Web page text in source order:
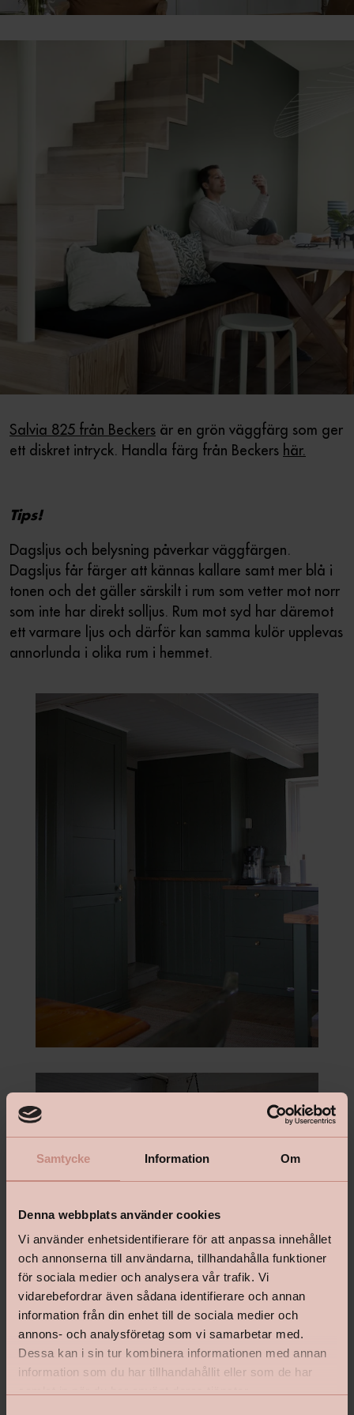
Samtycke Information Om
Denna webbplats använder cookies
Vi använder enhetsidentifierare för att anpassa innehållet
och annonserna till användarna, tillhandahålla funktioner
för sociala medier och analysera vår trafik. Vi
vidarebefordrar även sådana identifierare och annan
information från din enhet till de sociala medier och
annons- och analysföretag som vi samarbetar med.
Dessa kan i sin tur kombinera informationen med annan
information som du har tillhandahållit eller som de har
Salvia 825 från Beckers är en grön väggfärg som ger
ett diskret intryck. Handla färg från Beckers här.
Tips!
Dagsljus och belysning påverkar väggfärgen.
Dagsljus får färger att kännas kallare samt mer blå i
tonen och det gäller särskilt i rum som vetter mot norr
som inte har direkt solljus. Rum mot syd har däremot
ett varmare ljus och därför kan samma kulör upplevas
annorlunda i olika rum i hemmet.